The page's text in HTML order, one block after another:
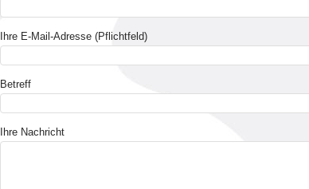
Ihre E-Mail-Adresse (Pflichtfeld)
Betreff
Ihre Nachricht